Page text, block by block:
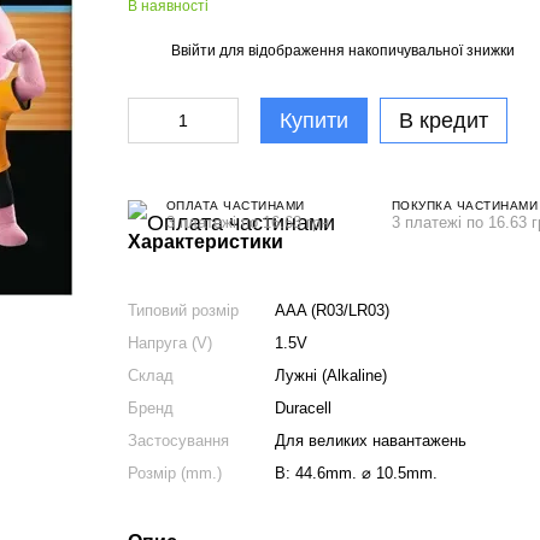
В наявності
Ввійти для відображення накопичувальної знижки
Купити В кредит
ОПЛАТА ЧАСТИНАМИ
3 платежі по 16.63 грн
ПОКУПКА ЧАСТИНАМИ
3 платежі по 16.63
Характеристики
Типовий розмір
AAA (R03/LR03)
Напруга (V)
1.5V
Склад
Лужні (Alkaline)
Бренд
Duracell
Застосування
Для великих навантажень
Розмір (mm.)
В: 44.6mm. ⌀ 10.5mm.